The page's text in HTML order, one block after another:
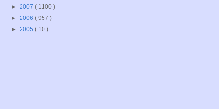
► 2007 ( 1100 )
► 2006 ( 957 )
► 2005 ( 10 )